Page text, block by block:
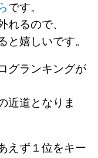
です。
れるので、
と嬉しいです。
グランキングが
近道となりま
えず１位をキー